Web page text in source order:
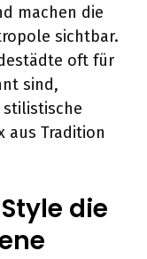
machen die
sichtbar.
oft für
sind,
aus Tradition
die